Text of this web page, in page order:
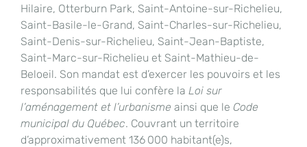
Hilaire, Otterburn Park, Saint-Antoine-sur-Richelieu,
Saint-Basile-le-Grand, Saint-Charles-sur-Richelieu,
Saint-Denis-sur-Richelieu, Saint-Jean-Baptiste,
Saint-Marc-sur-Richelieu et Saint-Mathieu-de-
Beloeil. Son mandat est d’exercer les pouvoirs et les
responsabilités que lui confère la Loi sur
l’aménagement et l’urbanisme ainsi que le Code
municipal du Québec. Couvrant un territoire
d’approximativement 136 000 habitant(e)s,